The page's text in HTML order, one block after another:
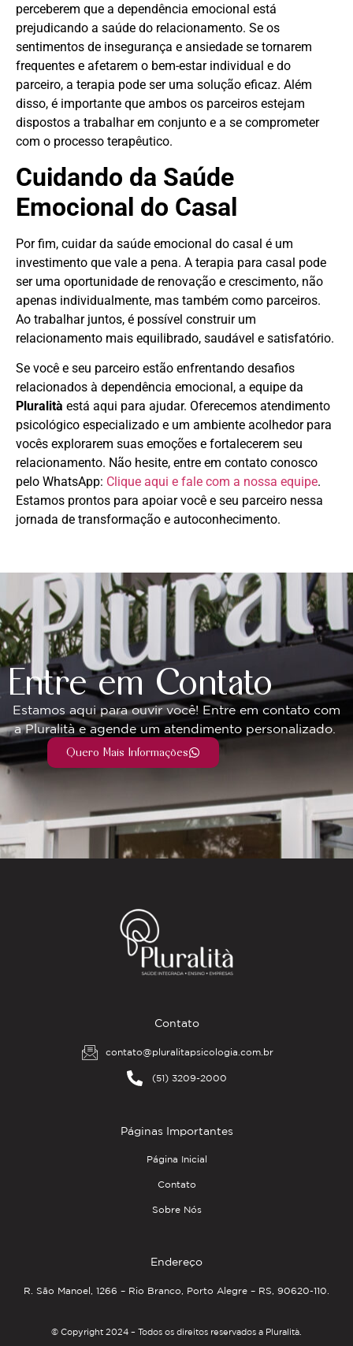
perceberem que a dependência emocional está
prejudicando a saúde do relacionamento. Se os
sentimentos de insegurança e ansiedade se tornarem
frequentes e afetarem o bem-estar individual e do
parceiro, a terapia pode ser uma solução eficaz. Além
disso, é importante que ambos os parceiros estejam
dispostos a trabalhar em conjunto e a se comprometer
com o processo terapêutico.
Cuidando da Saúde
Emocional do Casal
Por fim, cuidar da saúde emocional do casal é um
investimento que vale a pena. A terapia para casal pode
ser uma oportunidade de renovação e crescimento, não
apenas individualmente, mas também como parceiros.
Ao trabalhar juntos, é possível construir um
relacionamento mais equilibrado, saudável e satisfatório.
Se você e seu parceiro estão enfrentando desafios
relacionados à dependência emocional, a equipe da
Pluralità está aqui para ajudar. Oferecemos atendimento
psicológico especializado e um ambiente acolhedor para
vocês explorarem suas emoções e fortalecerem seu
relacionamento. Não hesite, entre em contato conosco
pelo WhatsApp: Clique aqui e fale com a nossa equipe.
Estamos prontos para apoiar você e seu parceiro nessa
jornada de transformação e autoconhecimento.
Entre em Contato
Estamos aqui para ouvir você! Entre em contato com
a Pluralità e agende um atendimento personalizado.
Quero Mais Informações
Contato
contato@pluralitapsicologia.com.br
(51) 3209-2000
Páginas Importantes
Página Inicial
Contato
Sobre Nós
Endereço
R. São Manoel, 1266 – Rio Branco, Porto Alegre – RS, 90620-110.
© Copyright 2024 – Todos os direitos reservados a Pluralità.